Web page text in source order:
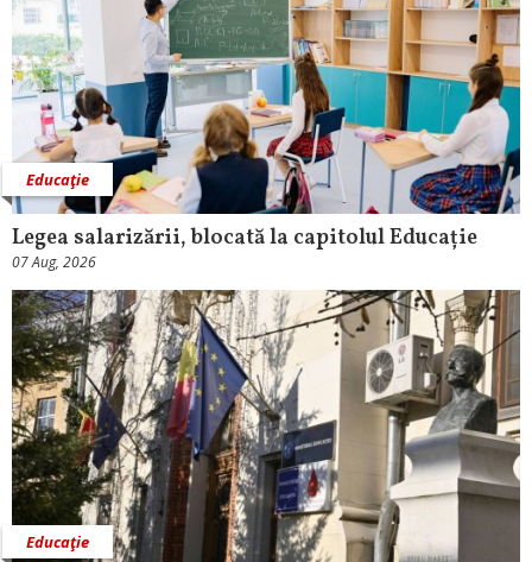
Educaţie
Legea salarizării, blocată la capitolul Educație
07 Aug, 2026
Educaţie